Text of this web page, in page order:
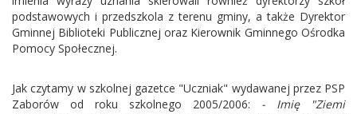
podstawowych i przedszkola z terenu gminy, a także Dyrektor
Gminnej Biblioteki Publicznej oraz Kierownik Gminnego Ośrodka
Pomocy Społecznej.
Jak czytamy w szkolnej gazetce "Uczniak" wydawanej przez PSP
Zaborów od roku szkolnego 2005/2006: - Imię "Ziemi